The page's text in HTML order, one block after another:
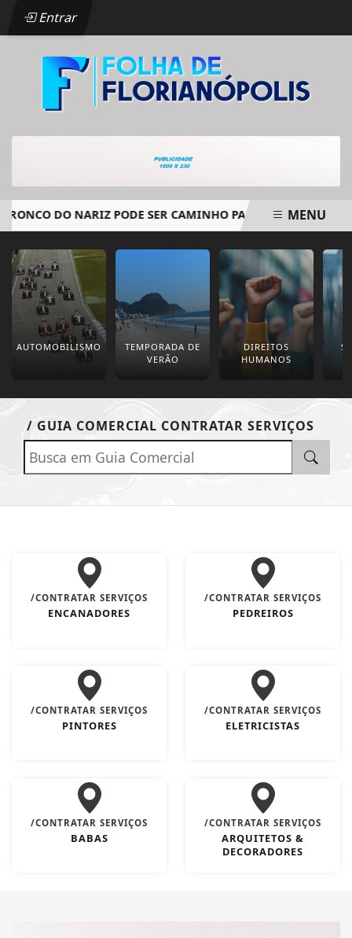
Entrar
DO NARIZ PODE SER CAMINHO PARA TRATAR LESÃO
EM ALTA
MENU
AUTOMOBILISMO
TEMPORADA DE
VERÃO
DIREITOS
HUMANOS
/ GUIA COMERCIAL CONTRATAR SERVIÇOS
/CONTRATAR SERVIÇOS
ENCANADORES
/CONTRATAR SERVIÇOS
PEDREIROS
/CONTRATAR SERVIÇOS
PINTORES
/CONTRATAR SERVIÇOS
ELETRICISTAS
/CONTRATAR SERVIÇOS
BABAS
/CONTRATAR SERVIÇOS
ARQUITETOS &
DECORADORES